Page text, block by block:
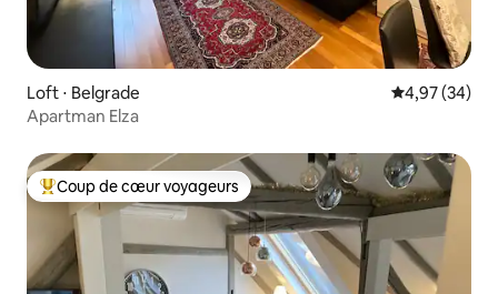
Loft ⋅ Belgrade Évaluation
4,97 (34)
Apartman Elza
Coups de cœur voyageurs les plus appréciés
Coup de cœur voyageurs